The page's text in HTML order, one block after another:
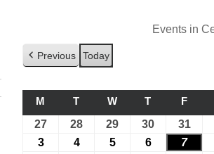
Events in
Previous Today
M ПОНЕДІЛОК
T ВІВТОРОК
WСЕРЕДА
T ЧЕТВЕР
F
27 27.07.2026
28 28.07.2026
29 29.07.2026
30 30.07.2026
31
303.08.2026
404.08.2026
505.08.2026
606.08.2026
7